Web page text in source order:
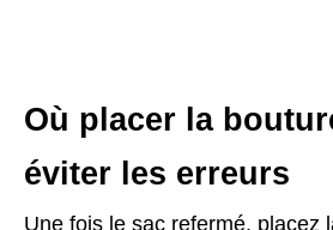
Où placer la
éviter les erreurs
Une fois le sac refermé, placez